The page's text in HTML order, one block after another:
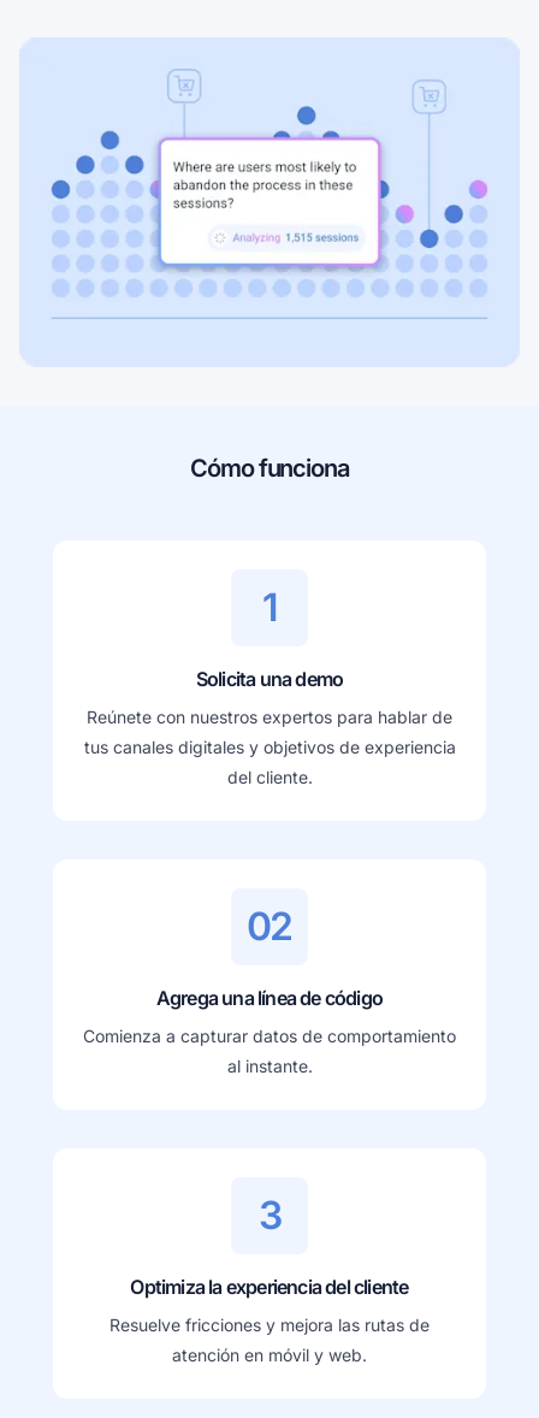
Cómo funciona
1
Solicita una demo
Reúnete con nuestros expertos para hablar de
tus canales digitales y objetivos de experiencia
del cliente.
02
Agrega una línea de código
Comienza a capturar datos de comportamiento
al instante.
3
Optimiza la experiencia del cliente
Resuelve fricciones y mejora las rutas de
atención en móvil y web.